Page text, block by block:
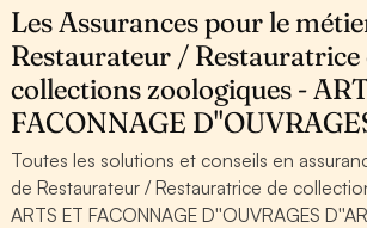
Les Assurances pour le
Restaurateur / Restauratrice
collections zoologiques -
FACONNAGE
Toutes les solutions et conseils en
de Restaurateur / Restauratrice de
ARTS ET FACONNAGE D''OUVRAGES